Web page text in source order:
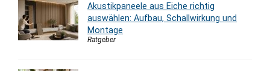
Akustikpaneele aus Eiche richtig
auswählen: Aufbau, Schallwirkung und
Montage
Ratgeber